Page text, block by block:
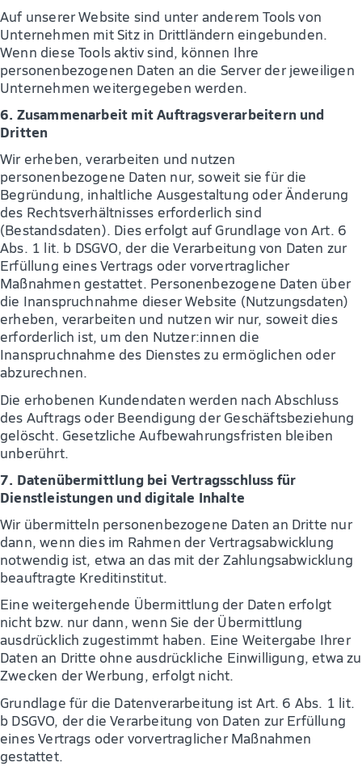
Auf unserer Website sind unter anderem Tools von
Unternehmen mit Sitz in Drittländern eingebunden.
Wenn diese Tools aktiv sind, können Ihre
personenbezogenen Daten an die Server der jeweiligen
Unternehmen weitergegeben werden.
6. Zusammenarbeit mit Auftragsverarbeitern und
Dritten
Wir erheben, verarbeiten und nutzen
personenbezogene Daten nur, soweit sie für die
Begründung, inhaltliche Ausgestaltung oder Änderung
des Rechtsverhältnisses erforderlich sind
(Bestandsdaten). Dies erfolgt auf Grundlage von Art. 6
Abs. 1 lit. b DSGVO, der die Verarbeitung von Daten zur
Erfüllung eines Vertrags oder vorvertraglicher
Maßnahmen gestattet. Personenbezogene Daten über
die Inanspruchnahme dieser Website (Nutzungsdaten)
erheben, verarbeiten und nutzen wir nur, soweit dies
erforderlich ist, um den Nutzer:innen die
Inanspruchnahme des Dienstes zu ermöglichen oder
abzurechnen.
Die erhobenen Kundendaten werden nach Abschluss
des Auftrags oder Beendigung der Geschäftsbeziehung
gelöscht. Gesetzliche Aufbewahrungsfristen bleiben
unberührt.
7. Datenübermittlung bei Vertragsschluss für
Dienstleistungen und digitale Inhalte
Wir übermitteln personenbezogene Daten an Dritte nur
dann, wenn dies im Rahmen der Vertragsabwicklung
notwendig ist, etwa an das mit der Zahlungsabwicklung
beauftragte Kreditinstitut.
Eine weitergehende Übermittlung der Daten erfolgt
nicht bzw. nur dann, wenn Sie der Übermittlung
ausdrücklich zugestimmt haben. Eine Weitergabe Ihrer
Daten an Dritte ohne ausdrückliche Einwilligung, etwa zu
Zwecken der Werbung, erfolgt nicht.
Grundlage für die Datenverarbeitung ist Art. 6 Abs. 1 lit.
b DSGVO, der die Verarbeitung von Daten zur Erfüllung
eines Vertrags oder vorvertraglicher Maßnahmen
gestattet.